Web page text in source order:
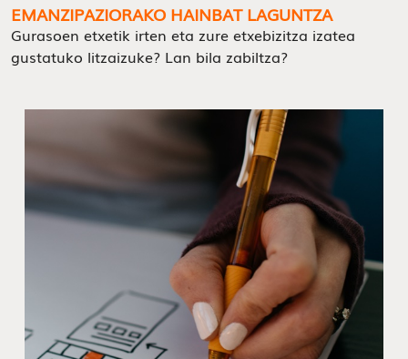
EMANZIPAZIORAKO HAINBAT LAGUNTZA
Gurasoen etxetik irten eta zure etxebizitza izatea
gustatuko litzaizuke? Lan bila zabiltza?